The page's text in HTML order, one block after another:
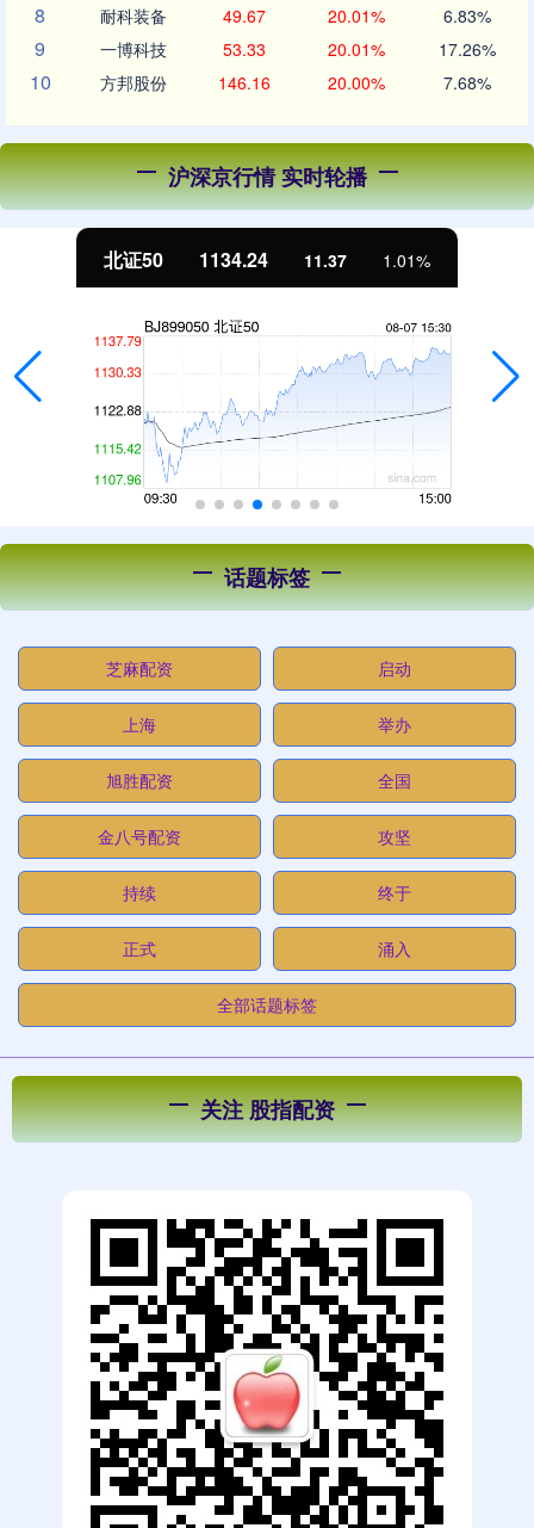
8 耐科装备 49.67 20.01% 6.83%
9 一博科技 53.33 20.01% 17.26%
10 方邦股份 146.16 20.00% 7.68%
沪深京行情 实时轮播
北证50 1134.24 11.37 1.01%
话题标签
芝麻配资 启动
上海 举办
旭胜配资 全国
金八号配资 攻坚
持续 终于
正式 涌入
全部话题标签
关注 股指配资